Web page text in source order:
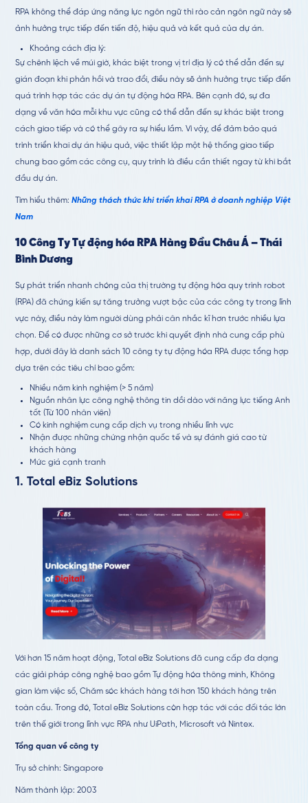
RPA không thể đáp ứng năng lực ngôn ngữ thì rào cản ngôn ngữ này sẽ
ảnh hưởng trực tiếp đến tiến độ, hiệu quả và kết quả của dự án.
Khoảng cách địa lý:
Sự chênh lệch về múi giờ, khác biệt trong vị trí địa lý có thể dẫn đến sự
gián đoạn khi phản hồi và trao đổi, điều này sẽ ảnh hưởng trực tiếp đến
quá trình hợp tác các dự án tự động hóa RPA. Bên cạnh đó, sự đa
dạng về văn hóa mỗi khu vực cũng có thể dẫn đến sự khác biệt trong
cách giao tiếp và có thể gây ra sự hiểu lầm. Vì vậy, để đảm bảo quá
trình triển khai dự án hiệu quả, việc thiết lập một hệ thống giao tiếp
chung bao gồm các công cụ, quy trình là điều cần thiết ngay từ khi bắt
đầu dự án.
Tìm hiểu thêm:Những thách thức khi triển khai RPA ở doanh nghiệp Việt
Nam
10 Công Ty Tự động hóa RPA Hàng Đầu Châu Á – Thái
Bình Dương
Sự phát triển nhanh chóng của thị trường tự động hóa quy trình robot
(RPA) đã chứng kiến sự tăng trưởng vượt bậc của các công ty trong lĩnh
vực này, điều này làm người dùng phải cân nhắc kĩ hơn trước nhiều lựa
chọn. Để có được những cơ sở trước khi quyết định nhà cung cấp phù
hợp, dưới đây là danh sách 10 công ty tự động hóa RPA được tổng hợp
dựa trên các tiêu chí bao gồm:
Nhiều năm kinh nghiệm (> 5 năm)
Nguồn nhân lực công nghệ thông tin dồi dào với năng lực tiếng Anh
tốt (Từ 100 nhân viên)
Có kinh nghiệm cung cấp dịch vụ trong nhiều lĩnh vực
Nhận được những chứng nhận quốc tế và sự đánh giá cao từ
khách hàng
Mức giá cạnh tranh
1.Total eBiz Solutions
Với hơn 15 năm hoạt động, Total eBiz Solutions đã cung cấp đa dạng
các giải pháp công nghệ bao gồm Tự động hóa thông minh, Không
gian làm việc số, Chăm sóc khách hàng tới hơn 150 khách hàng trên
toàn cầu. Trong đó, Total eBiz Solutions còn hợp tác với các đối tác lớn
trên thế giới trong lĩnh vực RPA như UiPath, Microsoft và Nintex.
Tổng quan về công ty
Trụ sở chính: Singapore
Năm thành lập: 2003